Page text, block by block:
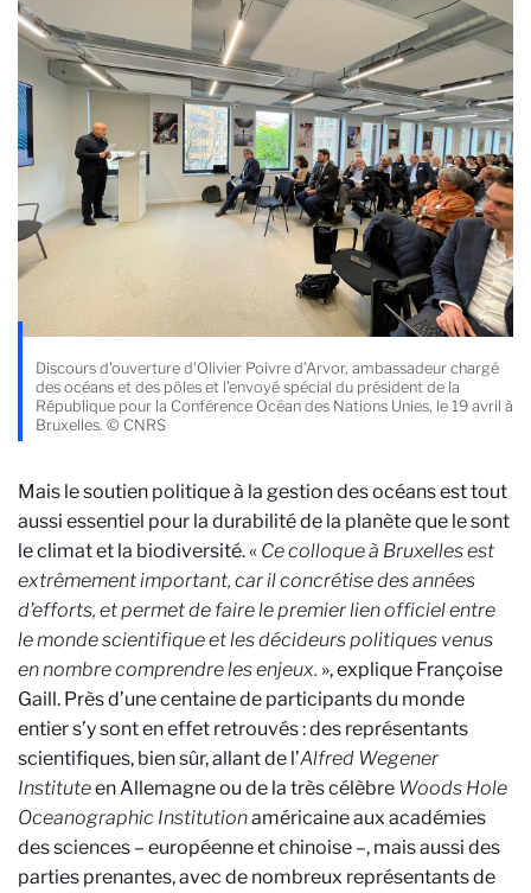
Discours d'ouverture d'Olivier Poivre d’Arvor, ambassadeur chargé
des océans et des pôles et l’envoyé spécial du président de la
République pour la Conférence Océan des Nations Unies, le 19 avril à
Bruxelles. © CNRS
Mais le soutien politique à la gestion des océans est tout
aussi essentiel pour la durabilité de la planète que le sont
le climat et la biodiversité. « Ce colloque à Bruxelles est
extrêmement important, car il concrétise des années
d’efforts, et permet de faire le premier lien officiel entre
le monde scientifique et les décideurs politiques venus
en nombre comprendre les enjeux. », explique Françoise
Gaill. Près d’une centaine de participants du monde
entier s’y sont en effet retrouvés : des représentants
scientifiques, bien sûr, allant de l’Alfred Wegener
Instituteen Allemagne ou de la très célèbre Woods Hole
Oceanographic Institutionaméricaine aux académies
des sciences – européenne et chinoise –, mais aussi des
parties prenantes, avec de nombreux représentants de